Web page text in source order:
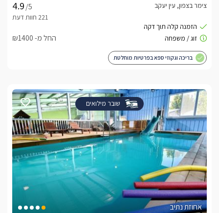
/5
צימר בצפון, עין יעקב
החל מ- ₪1400
בריכה וגקוזי ספא בפרטיות מוחלטת
שובר מילואים
אחוזת נתיב